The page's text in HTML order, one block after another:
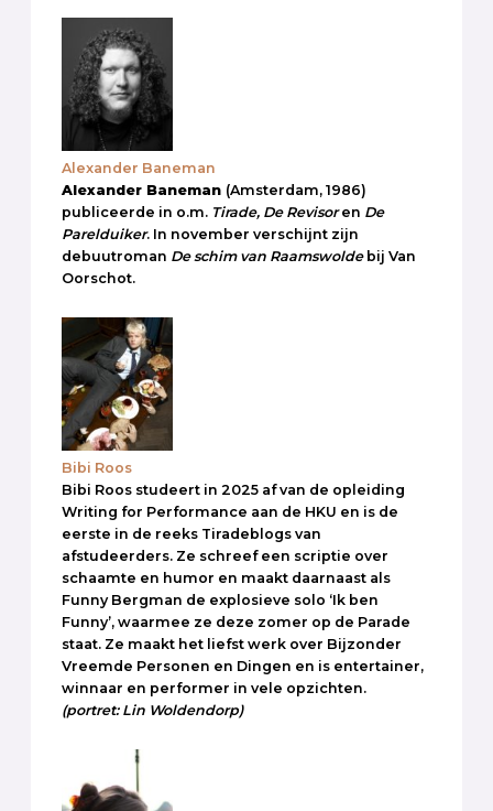
Alexander Baneman
Alexander Baneman (Amsterdam, 1986)
publiceerde in o.m. Tirade, De Revisoren De
Parelduiker. In november verschijnt zijn
debuutroman De schim van Raamswolde bij Van
Oorschot.
Bibi Roos
Bibi Roos studeert in 2025 af van de opleiding
Writing for Performance aan de HKU en is de
eerste in de reeks Tiradeblogs van
afstudeerders. Ze schreef een scriptie over
schaamte en humor en maakt daarnaast als
Funny Bergman de explosieve solo ‘Ik ben
Funny’, waarmee ze deze zomer op de Parade
staat. Ze maakt het liefst werk over Bijzonder
Vreemde Personen en Dingen en is entertainer,
winnaar en performer in vele opzichten.
(portret: Lin Woldendorp)